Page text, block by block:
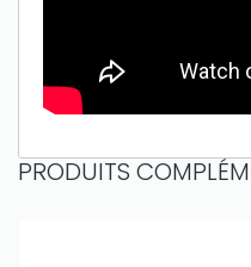
PRODUITS